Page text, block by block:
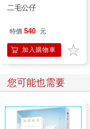
二毛公仔
特價 540 元
加入購物車
您可能也需要